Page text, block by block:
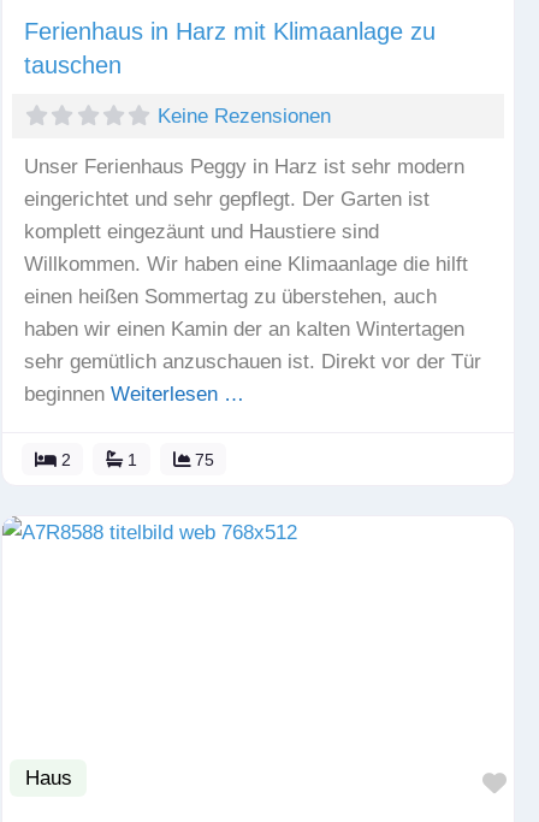
Ferienhaus in Harz mit Klimaanlage zu
tauschen
Keine Rezensionen
Unser Ferienhaus Peggy in Harz ist sehr modern
eingerichtet und sehr gepflegt. Der Garten ist
komplett eingezäunt und Haustiere sind
Willkommen. Wir haben eine Klimaanlage die hilft
einen heißen Sommertag zu überstehen, auch
haben wir einen Kamin der an kalten Wintertagen
sehr gemütlich anzuschauen ist. Direkt vor der Tür
beginnen Weiterlesen …
2 1 75
Haus